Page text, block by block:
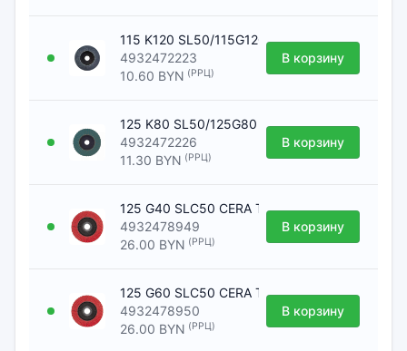
115 K120 SL50/115G120 Zirconium [Шлифкруг
4932472223
10.60 BYN (РРЦ)
В корзину
125 K80 SL50/125G80 Zirconium [Шлифкруг
4932472226
11.30 BYN (РРЦ)
В корзину
125 G40 SLC50 CERA TURBO XL [Шлифкруг
4932478949
26.00 BYN (РРЦ)
В корзину
125 G60 SLC50 CERA TURBO XL [Шлифкруг
4932478950
26.00 BYN (РРЦ)
В корзину